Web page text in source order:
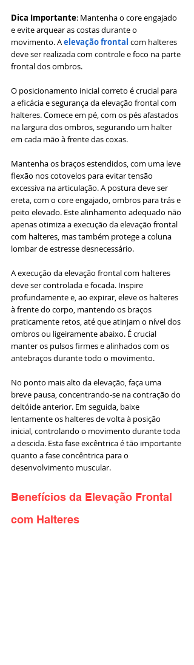
Dica Importante: Mantenha o core engajado
e evite arquear as costas durante o
movimento. A elevação frontal com halteres
deve ser realizada com controle e foco na parte
frontal dos ombros.
O posicionamento inicial correto é crucial para
a eficácia e segurança da elevação frontal com
halteres. Comece em pé, com os pés afastados
na largura dos ombros, segurando um halter
em cada mão à frente das coxas.
Mantenha os braços estendidos, com uma leve
flexão nos cotovelos para evitar tensão
excessiva na articulação. A postura deve ser
ereta, com o core engajado, ombros para trás e
peito elevado. Este alinhamento adequado não
apenas otimiza a execução da elevação frontal
com halteres, mas também protege a coluna
lombar de estresse desnecessário.
A execução da elevação frontal com halteres
deve ser controlada e focada. Inspire
profundamente e, ao expirar, eleve os halteres
à frente do corpo, mantendo os braços
praticamente retos, até que atinjam o nível dos
ombros ou ligeiramente abaixo. É crucial
manter os pulsos firmes e alinhados com os
antebraços durante todo o movimento.
No ponto mais alto da elevação, faça uma
breve pausa, concentrando-se na contração do
deltóide anterior. Em seguida, baixe
lentamente os halteres de volta à posição
inicial, controlando o movimento durante toda
a descida. Esta fase excêntrica é tão importante
quanto a fase concêntrica para o
desenvolvimento muscular.
Benefícios da Elevação Frontal
com Halteres